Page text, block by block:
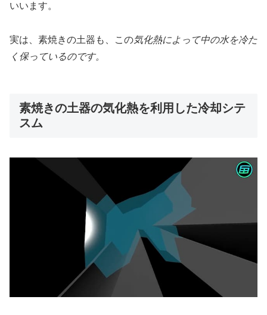
いいます。
実は、素焼きの土器も、この気化熱によって中の水を冷た
く保っているのです。
素焼きの土器の気化熱を利用した冷却シテ
スム